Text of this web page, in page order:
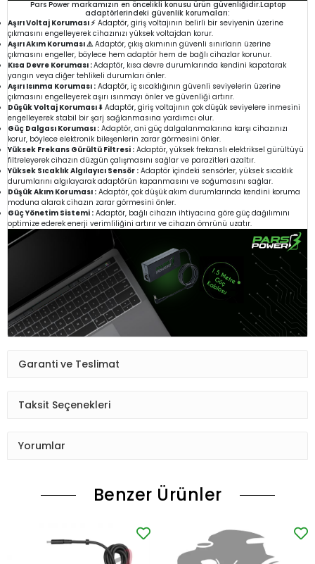
Pars Power markamızın en öncelikli konusu ürün güvenliğidir.Laptop
adaptörlerindeki güvenlik korumaları:
Aşırı Voltaj Koruması ⚡ Adaptör, giriş voltajının belirli bir seviyenin üzerine
çıkmasını engelleyerek cihazınızı yüksek voltajdan korur.
Aşırı Akım Koruması ⚠️Adaptör, çıkış akımının güvenli sınırların üzerine
çıkmasını engeller, böylece hem adaptör hem de bağlı cihazlar korunur.
Kısa Devre Koruması :Adaptör, kısa devre durumlarında kendini kapatarak
yangın veya diğer tehlikeli durumları önler.
Aşırı Isınma Koruması : Adaptör, iç sıcaklığının güvenli seviyelerin üzerine
çıkmasını engelleyerek aşırı ısınmayı önler ve güvenliği artırır.
Düşük Voltaj Koruması ⬇️ Adaptör, giriş voltajının çok düşük seviyelere inmesini
engelleyerek stabil bir şarj sağlanmasına yardımcı olur.
Güç Dalgası Koruması : Adaptör, ani güç dalgalanmalarına karşı cihazınızı
korur, böylece elektronik bileşenlerin zarar görmesini önler.
Yüksek Frekans Gürültü Filtresi : Adaptör, yüksek frekanslı elektriksel gürültüyü
filtreleyerek cihazın düzgün çalışmasını sağlar ve parazitleri azaltır.
Yüksek Sıcaklık Algılayıcı Sensör : Adaptör içindeki sensörler, yüksek sıcaklık
durumlarını algılayarak adaptörün kapanmasını ve soğumasını sağlar.
Düşük Akım Koruması : Adaptör, çok düşük akım durumlarında kendini koruma
moduna alarak cihazın zarar görmesini önler.
Güç Yönetim Sistemi : Adaptör, bağlı cihazın ihtiyacına göre güç dağılımını
optimize ederek enerji verimliliğini artırır ve cihazın ömrünü uzatır.
Garanti ve Teslimat
Taksit Seçenekleri
Yorumlar
Benzer Ürünler